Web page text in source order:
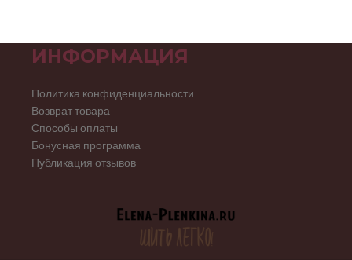
ИНФОРМАЦИЯ
Политика конфиденциальности
Возврат товара
Способы оплаты
Бонусная программа
Публикация отзывов